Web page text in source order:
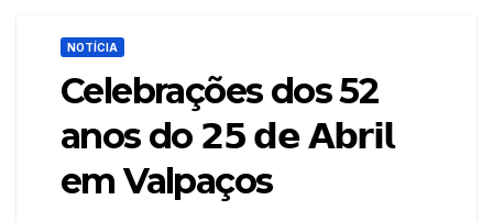
NOTÍCIA
Celebrações dos 52
anos do 𝟮𝟱 𝗱𝗲 𝗔𝗯𝗿𝗶𝗹
em Valpaços